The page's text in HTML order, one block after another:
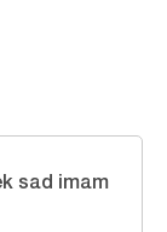
sad imam